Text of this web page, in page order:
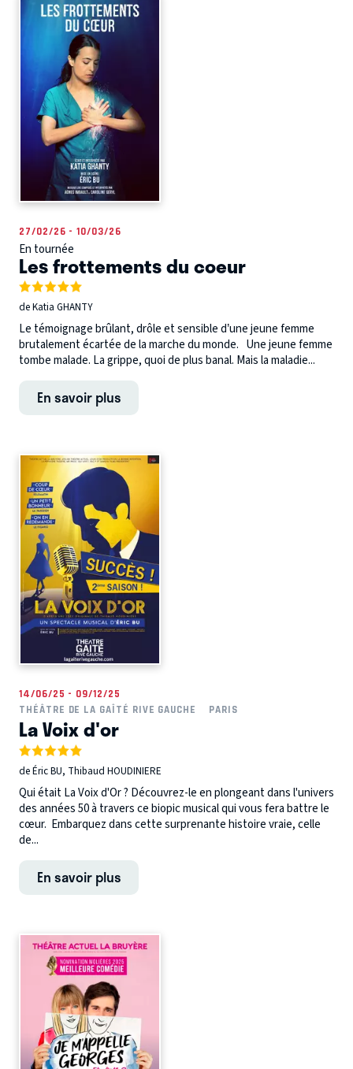
27/02/26 - 10/03/26
En tournée
Les frottements du coeur
de Katia GHANTY
Le témoignage brûlant, drôle et sensible d’une jeune femme
brutalement écartée de la marche du monde. Une jeune femme
tombe malade. La grippe, quoi de plus banal. Mais la maladie...
En savoir plus
14/06/25 - 09/12/25
THÉÂTRE DE LA GAÎTÉ RIVE GAUCHE
PARIS
La Voix d'or
de Éric BU, Thibaud HOUDINIERE
Qui était La Voix d'Or ? Découvrez-le en plongeant dans l'univers
des années 50 à travers ce biopic musical qui vous fera battre le
cœur. Embarquez dans cette surprenante histoire vraie, celle
de...
En savoir plus